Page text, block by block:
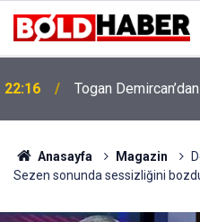
22:16 Togan
19:32 Sıcak Havalarda
Anasayfa Magazin
Sezen sonunda sessizliğini